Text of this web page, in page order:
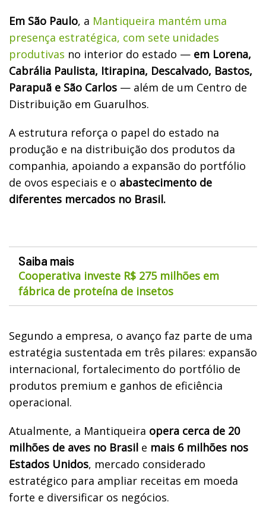
Em São Paulo, a Mantiqueira mantém uma
presença estratégica, com sete unidades
produtivas no interior do estado — em Lorena,
Cabrália Paulista, Itirapina, Descalvado, Bastos,
Parapuã e São Carlos — além de um Centro de
Distribuição em Guarulhos.
A estrutura reforça o papel do estado na
produção e na distribuição dos produtos da
companhia, apoiando a expansão do portfólio
de ovos especiais e o abastecimento de
diferentes mercados no Brasil.
Saiba mais
Cooperativa investe R$ 275 milhões em
fábrica de proteína de insetos
Segundo a empresa, o avanço faz parte de uma
estratégia sustentada em três pilares: expansão
internacional, fortalecimento do portfólio de
produtos premium e ganhos de eficiência
operacional.
Atualmente, a Mantiqueira opera cerca de 20
milhões de aves no Brasil e mais 6 milhões nos
Estados Unidos, mercado considerado
estratégico para ampliar receitas em moeda
forte e diversificar os negócios.